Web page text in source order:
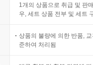
1개의 상품으로 취급 및 판
우, 세트 상품 전부 및 세트
상품의 불량에 의한 반품,
준하여 처리됨